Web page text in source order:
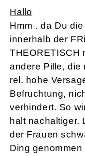
Hallo
Hmm . da Du
innerhalb der
THEORETISCH
andere Pille, die
rel. hohe
Befruchtung,
verhindert. So
halt nachaltiger.
der Frauen
Ding